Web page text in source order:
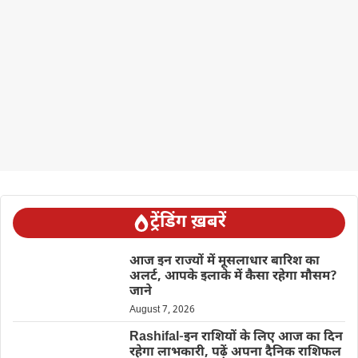
ट्रेंडिंग ख़बरें
आज इन राज्यों में मूसलाधार बारिश का
अलर्ट, आपके इलाके में कैसा रहेगा मौसम?
जाने
August 7, 2026
Rashifal-इन राशियों के लिए आज का दिन
रहेगा लाभकारी, पढ़ें अपना दैनिक राशिफल